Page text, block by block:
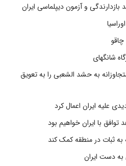
و آزمون دیپلماسی ایران
شانگهای
به حشد الشعبی را به تعویق
علیه ایران اعمال کرد
با ایران خواهیم بود
به ثبات در منطقه کمک کند